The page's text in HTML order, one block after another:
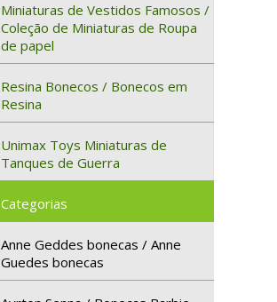
Miniaturas de Vestidos Famosos /
Coleção de Miniaturas de Roupa
de papel
Resina Bonecos / Bonecos em
Resina
Unimax Toys Miniaturas de
Tanques de Guerra
Categorias
Anne Geddes bonecas / Anne
Guedes bonecas